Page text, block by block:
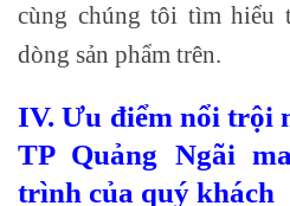
cùng chúng tôi tìm hiểu
dòng sản phẩm trên.
IV. Ưu điểm nổi trội
TP Quảng Ngãi
trình của quý khách